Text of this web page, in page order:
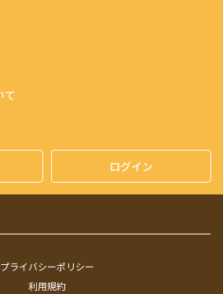
て
ログイン
プライバシーポリシー
利用規約